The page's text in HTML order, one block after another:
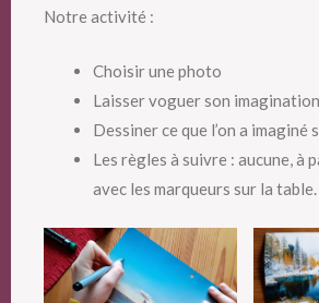
Notre activité :
Choisir une photo
Laisser voguer son imagination
Dessiner ce que l’on a imaginé
Les règles à suivre : aucune, à
avec les marqueurs sur la table.